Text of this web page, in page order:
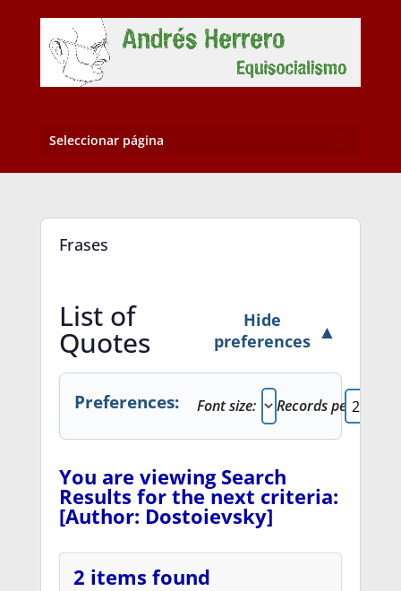
Seleccionar página
Frases
List of
Quotes
Hide
preferences ▲
Preferences: Font size: Records per page:
You are viewing Search
Results for the next criteria:
[Author: Dostoievsky]
2 items found